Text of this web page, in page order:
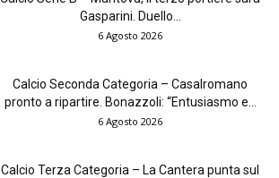
Gasparini. Duello...
6 Agosto 2026
Calcio Seconda Categoria – Casalromano
pronto a ripartire. Bonazzoli: “Entusiasmo e...
6 Agosto 2026
Calcio Terza Categoria – La Cantera punta sul